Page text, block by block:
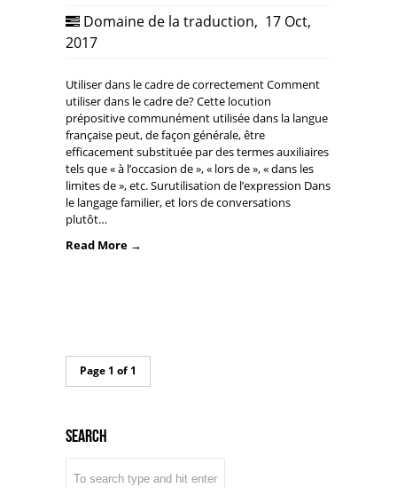
Domaine de la traduction, 17 Oct,
2017
Utiliser dans le cadre de correctement Comment
utiliser dans le cadre de? Cette locution
prépositive communément utilisée dans la langue
française peut, de façon générale, être
efficacement substituée par des termes auxiliaires
tels que « à l’occasion de », « lors de », « dans les
limites de », etc. Surutilisation de l’expression Dans
le langage familier, et lors de conversations
plutôt…
Read More →
Page 1 of 1
Search